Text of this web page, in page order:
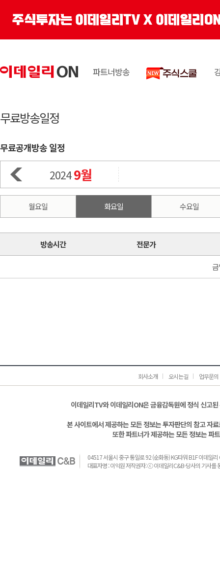
파트너방송
무료방송일정
무료공개방송 일정
20249월
월요일 화요일 수요일
방송시간 전문가
회사소개 오시는길 업무문의
이데일리TV와 이데일리ON은 금융감독원에 정식 신고
본 사이트에서 제공하는 모든 정보는 투자판단의 참고 자
또한 파트너가 제공하는 모든 정보는 파
04517 서울시 중구 통일로 92 (순화동) KG타워 B1F 이데일
대표자명 : 이익원 저작권자: ⓒ 이데일리C&B-당사의 기사를